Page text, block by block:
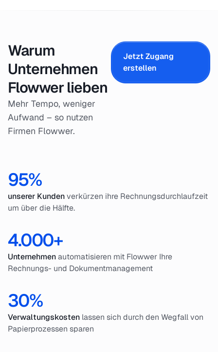
Warum
Unternehmen
Flowwer lieben
Mehr Tempo, weniger
Aufwand – so nutzen
Firmen Flowwer.
Jetzt Zugang
erstellen
95%
unserer Kundenverkürzen ihre Rechnungsdurchlaufzeit
um über die Hälfte.
4.000+
Unternehmenautomatisieren mit Flowwer Ihre
Rechnungs- und Dokumentmanagement
30%
Verwaltungskosten lassen sich durch den Wegfall von
Papierprozessen sparen